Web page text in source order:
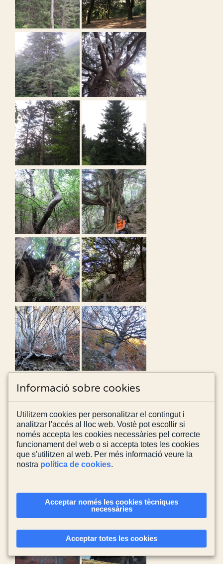
Informació sobre cookies
Utilitzem cookies per personalitzar el contingut i
analitzar l'accés al lloc web. Vostè pot escollir si
només accepta les cookies necessàries pel correcte
funcionament del web o si accepta totes les cookies
que s'utilitzen al web. Per més informació veure la
nostra política de cookies.
Acceptar només les cookies tècniques
necessàries
Acceptar totes les cookies